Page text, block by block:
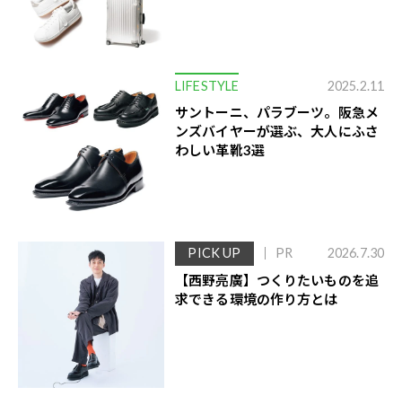
LIFESTYLE 2025.2.11
サントーニ、パラブーツ。阪急メ
ンズバイヤーが選ぶ、大人にふさ
わしい革靴3選
PICK UP PR 2026.7.30
【西野亮廣】つくりたいものを追
求できる環境の作り方とは